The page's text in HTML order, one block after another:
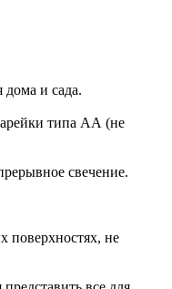
дома и сада.
типа АА (не
свечение.
поверхностях, не